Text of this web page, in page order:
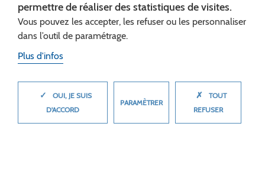
CONSEIL DÉPARTEMENTAL DE L'AISNE
Siège :
permettre de réaliser des statistiques de visites.
Vous pouvez les accepter, les refuser ou les personnaliser
dans l’outil de paramétrage.
Plus d'infos
✓
OUI, JE SUIS
D'ACCORD
PARAMÈTRER
✗
TOUT
REFUSER
MASQUER